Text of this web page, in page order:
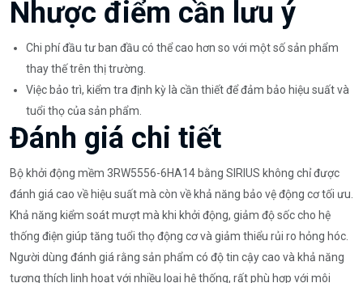
Nhược điểm cần lưu ý
Chi phí đầu tư ban đầu có thể cao hơn so với một số sản phẩm
thay thế trên thị trường.
Việc bảo trì, kiểm tra định kỳ là cần thiết để đảm bảo hiệu suất và
tuổi thọ của sản phẩm.
Đánh giá chi tiết
Bộ khởi động mềm 3RW5556-6HA14 bằng SIRIUS không chỉ được
đánh giá cao về hiệu suất mà còn về khả năng bảo vệ động cơ tối ưu.
Khả năng kiểm soát mượt mà khi khởi động, giảm độ sốc cho hệ
thống điện giúp tăng tuổi thọ động cơ và giảm thiểu rủi ro hỏng hóc.
Người dùng đánh giá rằng sản phẩm có độ tin cậy cao và khả năng
tương thích linh hoạt với nhiều loại hệ thống, rất phù hợp với môi